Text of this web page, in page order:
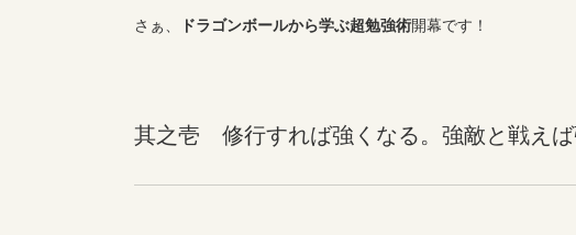
さぁ、 ドラゴンボールから学ぶ超勉強術開幕です！
其之壱 修行すれば強くなる。強敵と戦えば